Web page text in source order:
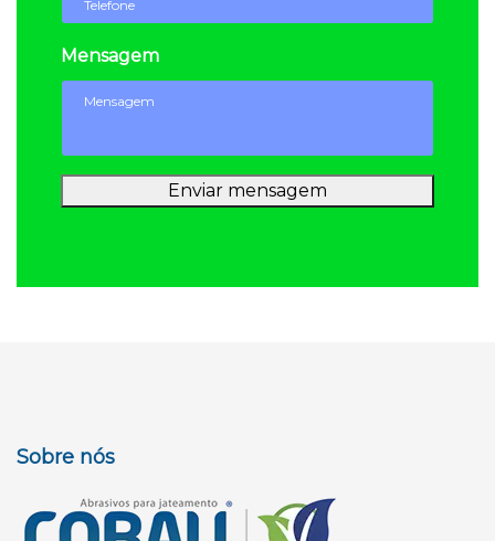
Mensagem
Enviar mensagem
Sobre nós